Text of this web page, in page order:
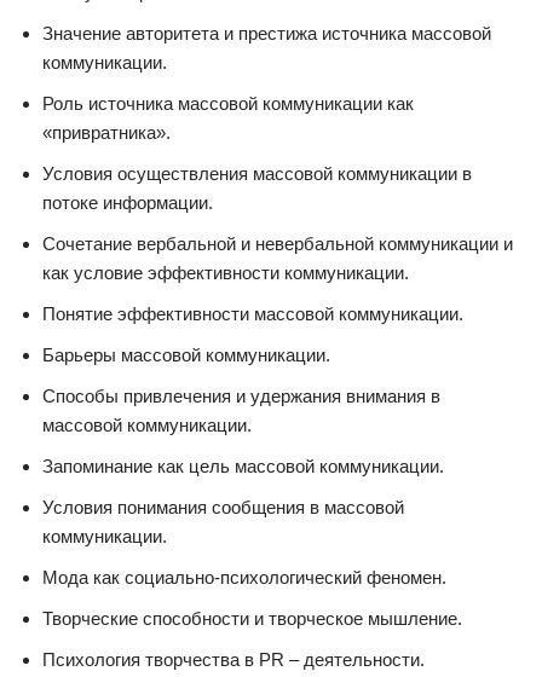
Значение авторитета и престижа источника массовой
коммуникации.
Роль источника массовой коммуникации как
«привратника».
Условия осуществления массовой коммуникации в
потоке информации.
Сочетание вербальной и невербальной коммуникации и
как условие эффективности коммуникации.
Понятие эффективности массовой коммуникации.
Барьеры массовой коммуникации.
Способы привлечения и удержания внимания в
массовой коммуникации.
Запоминание как цель массовой коммуникации.
Условия понимания сообщения в массовой
коммуникации.
Мода как социально-психологический феномен.
Творческие способности и творческое мышление.
Психология творчества в PR – деятельности.